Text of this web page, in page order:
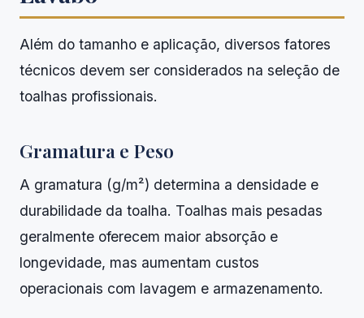
Além do tamanho e aplicação, diversos fatores
técnicos devem ser considerados na seleção de
toalhas profissionais.
Gramatura e Peso
A gramatura (g/m²) determina a densidade e
durabilidade da toalha. Toalhas mais pesadas
geralmente oferecem maior absorção e
longevidade, mas aumentam custos
operacionais com lavagem e armazenamento.